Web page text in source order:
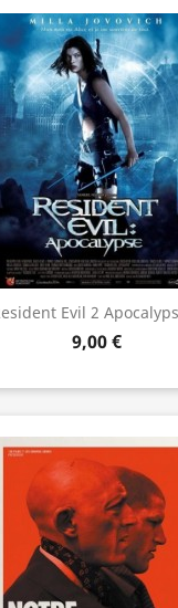
Evil 2
9,00 €